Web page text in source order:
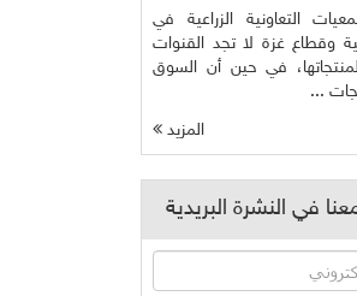
التعاونية الزراعية في
وقطاع غزة لا تجد القنوات
في حين أن السوق
...
المزيد
في النشرة البريدية